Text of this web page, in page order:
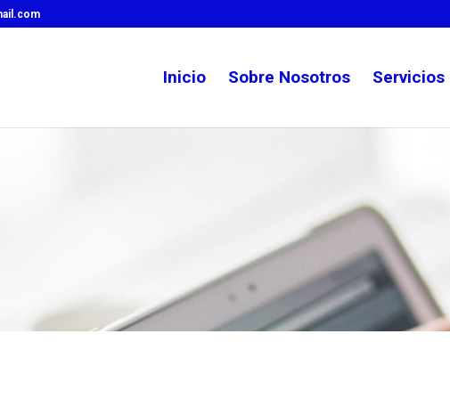
Inicio Sobre Nosotros Servicios